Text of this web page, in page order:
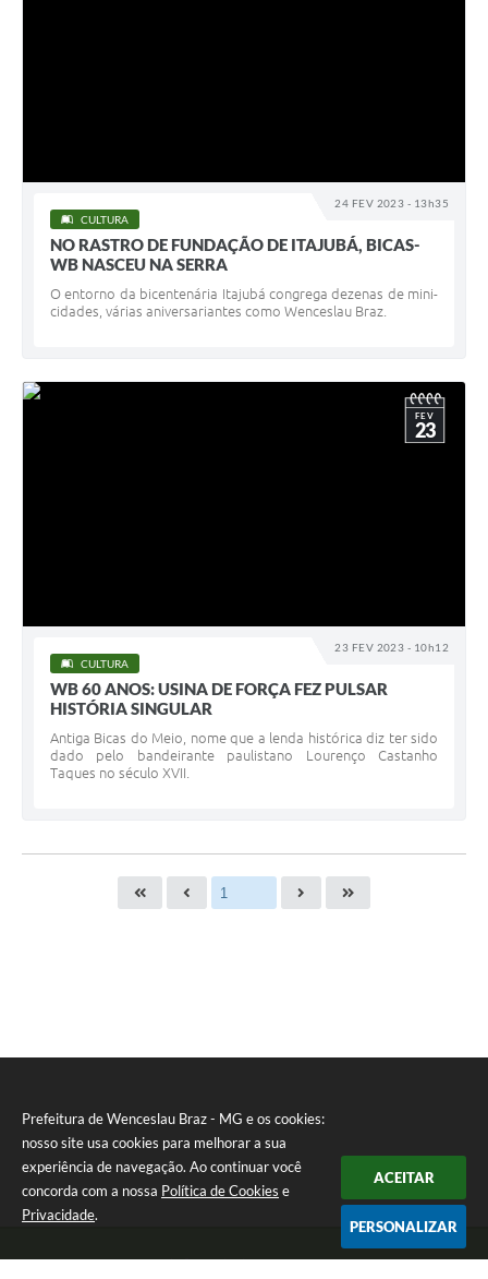
Prefeitura de Wenceslau Braz - MG e os cookies:
nosso site usa cookies para melhorar a sua
experiência de navegação. Ao continuar você
concorda com a nossa Política de Cookies e
Privacidade.
ACEITAR
PERSONALIZAR
24 FEV 2023 - 13h35
CULTURA
NO RASTRO DE FUNDAÇÃO DE ITAJUBÁ, BICAS-
WB NASCEU NA SERRA
O entorno da bicentenária Itajubá congrega dezenas de mini-
cidades, várias aniversariantes como Wenceslau Braz.
23 FEV 2023 - 10h12
FEV
23
CULTURA
WB 60 ANOS: USINA DE FORÇA FEZ PULSAR
HISTÓRIA SINGULAR
Antiga Bicas do Meio, nome que a lenda histórica diz ter sido
dado pelo bandeirante paulistano Lourenço Castanho
Taques no século XVII.
Telefone: (35) 99971-1768